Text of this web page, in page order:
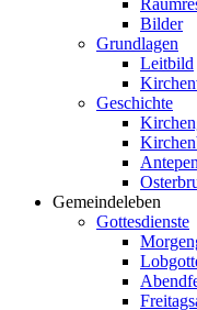
Bilder
Grundlagen
Leitbild
Geschichte
Gemeindeleben
Gottesdienste